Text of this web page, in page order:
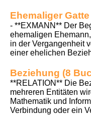
Ehemaliger
- **EXMANN** Der
ehemaligen
in der Vergangenheit
einer ehelichen
Beziehung (8
**RELATION** Die
mehreren Entitäten
Mathematik und
Verbindung oder ein